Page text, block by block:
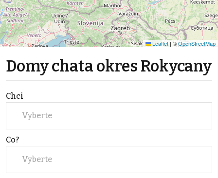
Leaflet | ©OpenStreetMap
Domy chata okres Rokycany
Chci
Vyberte
Co?
Vyberte